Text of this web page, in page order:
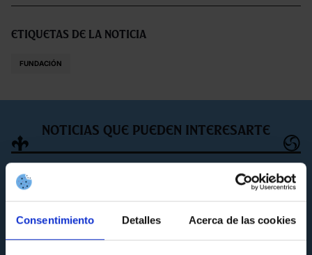
Consentimiento Detalles Acerca de las cookies
Etiquetas de la noticia
FUNDACIÓN
Noticias que pueden interesarte